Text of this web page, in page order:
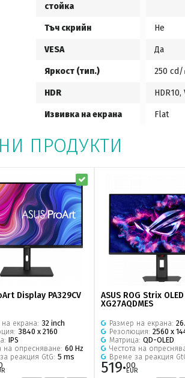
стойка
Тъч скрийн Не
VESA Да
Яркост (тип.) 250 cd/
HDR HDR10,
Извивка на екрана Flat
ПРОДУКТИ
Display PA329CV
екрана: 32 inch
3840 x 2160
IPS
на опресняване: 60 Hz
реакция GtG: 5 ms
ASUS ROG Strix OLED
XG27AQDMES
Размер на екрана:
Резолюция: 2560 x
Матрица: QD-OLED
Честота на
Време за реакция
519·00
EUR